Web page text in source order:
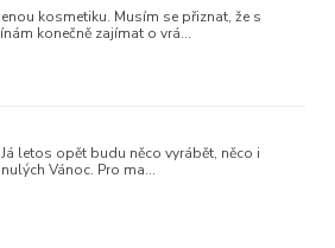
kosmetiku. Musím se přiznat, že s
konečně zajímat o vrá…
letos opět budu něco vyrábět, něco i
Vánoc. Pro ma…